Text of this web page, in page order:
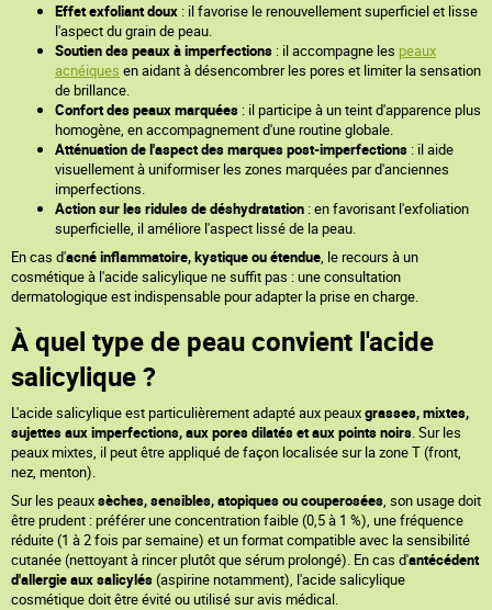
Effet exfoliant doux : il favorise le renouvellement superficiel et lisse
l'aspect du grain de peau.
Soutien des peaux à imperfections : il accompagne les peaux
acnéiques en aidant à désencombrer les pores et limiter la sensation
de brillance.
Confort des peaux marquées : il participe à un teint d'apparence plus
homogène, en accompagnement d'une routine globale.
Atténuation de l'aspect des marques post-imperfections : il aide
visuellement à uniformiser les zones marquées par d'anciennes
imperfections.
Action sur les ridules de déshydratation : en favorisant l'exfoliation
superficielle, il améliore l'aspect lissé de la peau.
En cas d'acné inflammatoire, kystique ou étendue, le recours à un
cosmétique à l'acide salicylique ne suffit pas : une consultation
dermatologique est indispensable pour adapter la prise en charge.
À quel type de peau convient l'acide
salicylique ?
L'acide salicylique est particulièrement adapté aux peauxgrasses, mixtes,
sujettes aux imperfections, aux pores dilatés et aux points noirs. Sur les
peaux mixtes, il peut être appliqué de façon localisée sur la zone T (front,
nez, menton).
Sur les peauxsèches, sensibles, atopiques ou couperosées, son usage doit
être prudent : préférer une concentration faible (0,5 à 1 %), une fréquence
réduite (1 à 2 fois par semaine) et un format compatible avec la sensibilité
cutanée (nettoyant à rincer plutôt que sérum prolongé). En cas d'antécédent
d'allergie aux salicylés(aspirine notamment), l'acide salicylique
cosmétique doit être évité ou utilisé sur avis médical.